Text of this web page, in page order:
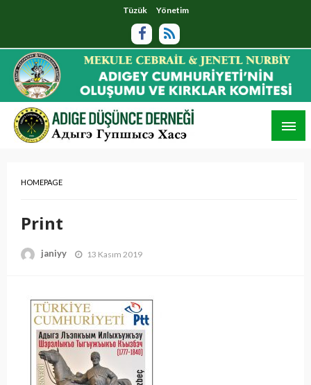
Tüzük Yönetim
HOMEPAGE
Print
janiyy 13 Kasım 2019